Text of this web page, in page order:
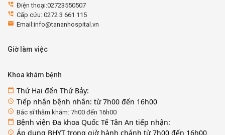
perm_phone_msg Điện thoại:02723550507
perm_phone_msg Cấp cứu: 0272 3 661 115
email Email:info@tananhospital.vn
Giờ làm việc
Khoa khám bệnh
calendar_today Thứ Hai đến Thứ Bảy:
access_time Tiếp nhận bệnh nhân: từ 7h00 đến 16h00
access_time Bác sĩ thăm khám: 7h00 đến 16h00
calendar_today Bệnh viện Đa khoa Quốc Tế Tân An tiếp nhận:
access_time Áp dụng BHYT trong giờ hành chánh từ 7h00 đến 16h00